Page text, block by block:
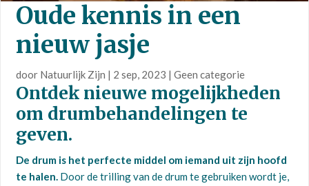
Oude kennis in een
nieuw jasje
door Natuurlijk Zijn | 2 sep, 2023 |Geen categorie
Ontdek nieuwe mogelijkheden
om drumbehandelingen te
geven.
De drum is het perfecte middel om iemand uit zijn hoofd
te halen. Door de trilling van de drum te gebruiken wordt je,